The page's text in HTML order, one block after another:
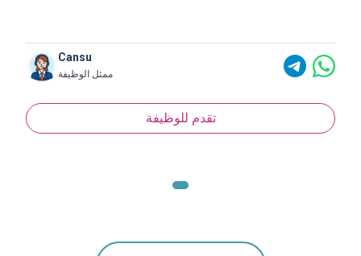
Cansu
ممثل الوظيفة
تقدم للوظيفة